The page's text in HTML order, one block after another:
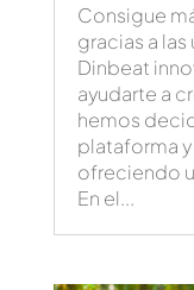
Consigue
gracias a
Dinbeat
ayudarte a
hemos
plataforma y
ofreciendo
En el...